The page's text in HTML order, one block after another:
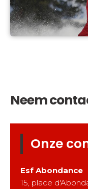
Onze
Esf Abondance
15, place
Neem